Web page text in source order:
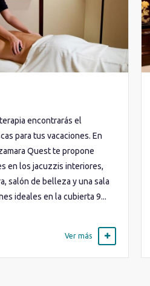
encontrarás el
para tus vacaciones. En
Quest te propone
en los jacuzzis interiores,
salón de belleza y una sala
ideales en la cubierta 9...
Ver más